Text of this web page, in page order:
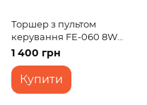
Торшер з пультом
керування FE-060 8W
RGB+IC
1 400 грн
Купити